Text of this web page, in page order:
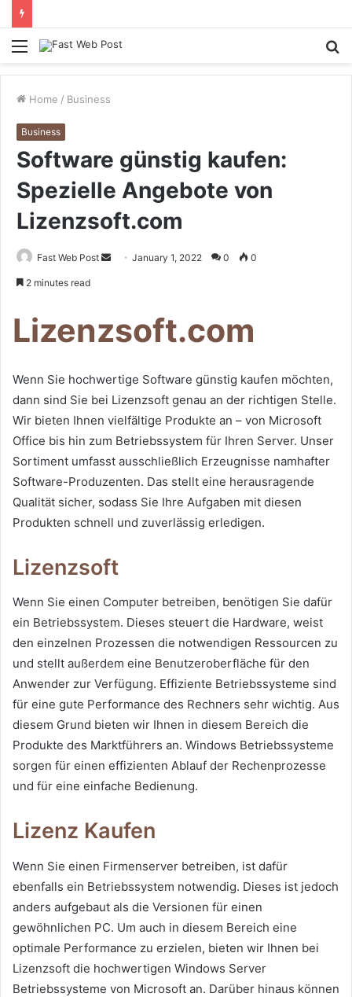
Menu
Home / Business
Business
Software günstig kaufen:
Spezielle Angebote von
Lizenzsoft.com
Fast Web Post
SendJanuary 1, 2022 0 0
2 minutes read
Lizenzsoft.com
Wenn Sie hochwertige Software günstig kaufen möchten,
dann sind Sie bei Lizenzsoft genau an der richtigen Stelle.
Wir bieten Ihnen vielfältige Produkte an – von Microsoft
Office bis hin zum Betriebssystem für Ihren Server. Unser
Sortiment umfasst ausschließlich Erzeugnisse namhafter
Software-Produzenten. Das stellt eine herausragende
Qualität sicher, sodass Sie Ihre Aufgaben mit diesen
Produkten schnell und zuverlässig erledigen.
Lizenzsoft
Wenn Sie einen Computer betreiben, benötigen Sie dafür
ein Betriebssystem. Dieses steuert die Hardware, weist
den einzelnen Prozessen die notwendigen Ressourcen zu
und stellt außerdem eine Benutzeroberfläche für den
Anwender zur Verfügung. Effiziente Betriebssysteme sind
für eine gute Performance des Rechners sehr wichtig. Aus
diesem Grund bieten wir Ihnen in diesem Bereich die
Produkte des Marktführers an. Windows Betriebssysteme
sorgen für einen effizienten Ablauf der Rechenprozesse
und für eine einfache Bedienung.
Lizenz Kaufen
Wenn Sie einen Firmenserver betreiben, ist dafür
ebenfalls ein Betriebssystem notwendig. Dieses ist jedoch
anders aufgebaut als die Versionen für einen
gewöhnlichen PC. Um auch in diesem Bereich eine
optimale Performance zu erzielen, bieten wir Ihnen bei
Lizenzsoft die hochwertigen Windows Server
Betriebssysteme von Microsoft an. Darüber hinaus können